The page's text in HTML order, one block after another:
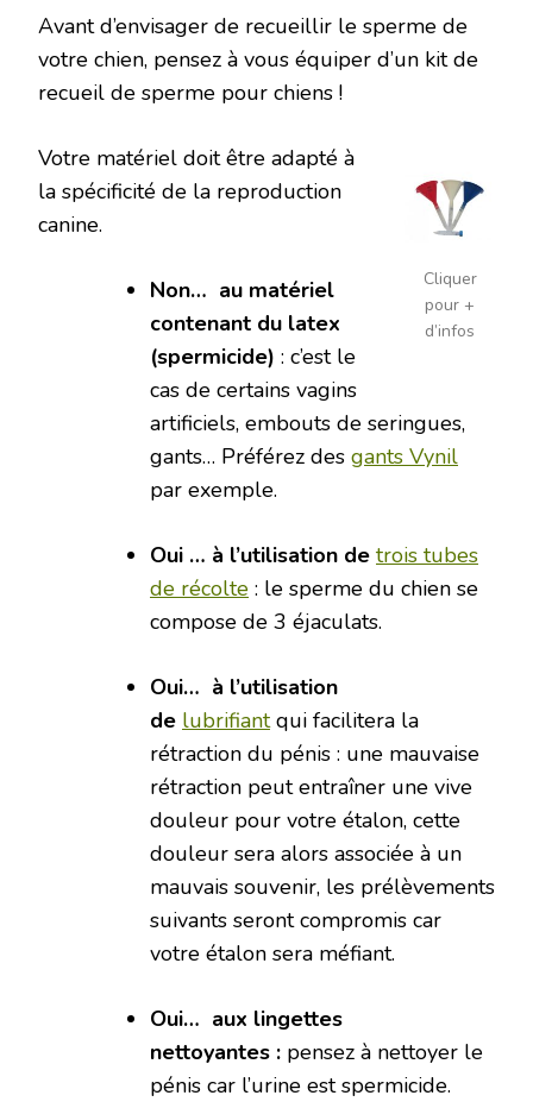
Avant d’envisager de recueillir le sperme de
votre chien, pensez à vous équiper d’un kit de
recueil de sperme pour chiens !
Cliquer
pour +
d’infos
Votre matériel doit être adapté à
la spécificité de la reproduction
canine.
Non… au matériel
contenant du latex
(spermicide) : c’est le
cas de certains vagins
artificiels, embouts de seringues,
gants… Préférez des gants Vynil
par exemple.
Oui … à l’utilisation de trois tubes
de récolte : le sperme du chien se
compose de 3 éjaculats.
Oui… à l’utilisation
de lubrifiant qui facilitera la
rétraction du pénis : une mauvaise
rétraction peut entraîner une vive
douleur pour votre étalon, cette
douleur sera alors associée à un
mauvais souvenir, les prélèvements
suivants seront compromis car
votre étalon sera méfiant.
Oui… aux lingettes
nettoyantes : pensez à nettoyer le
pénis car l’urine est spermicide.